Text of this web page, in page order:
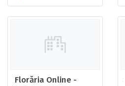
Florăria Online -